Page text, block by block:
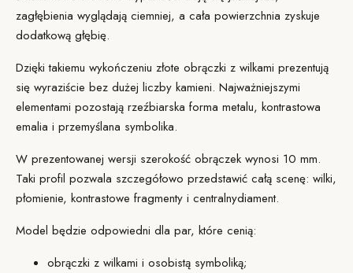
zagłębienia wyglądają ciemniej, a cała powierzchnia zyskuje
dodatkową głębię.
Dzięki takiemu wykończeniu złote obrączki z wilkami prezentują
się wyraziście bez dużej liczby kamieni. Najważniejszymi
elementami pozostają rzeźbiarska forma metalu, kontrastowa
emalia i przemyślana symbolika.
W prezentowanej wersji szerokość obrączek wynosi 10 mm.
Taki profil pozwala szczegółowo przedstawić całą scenę: wilki,
płomienie, kontrastowe fragmenty i centralnydiament.
Model będzie odpowiedni dla par, które cenią:
obrączki z wilkami i osobistą symboliką;